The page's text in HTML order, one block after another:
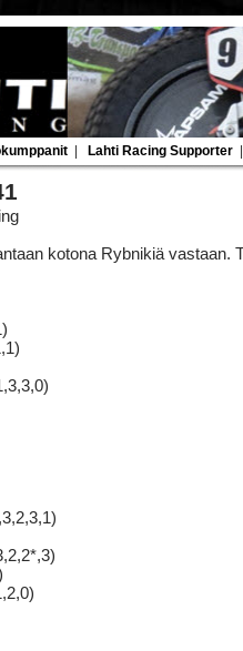
Lahti Racing Supporter
kotona Rybnikiä vastaan.